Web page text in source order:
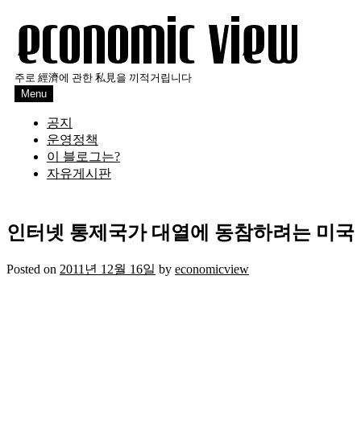
주로 經濟에 관한 私見을 끼적거립니다
Menu
공지
운영정책
이 블로그는?
자유게시판
인터넷 통제국가 대열에 동참하려는 미국
Posted on 2011년 12월 16일 by economicview